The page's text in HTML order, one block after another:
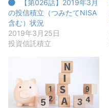
【第026話】2019年3月
の投信積立（つみたてNISA
含む）状況
2019年3月25日
投資信託積立